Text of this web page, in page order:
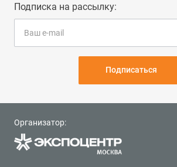
Подписка на рассылку:
Подписаться
Организатор: